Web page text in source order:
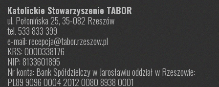
Katolickie Stowarzyszenie TABOR
ul. Połonińska 25, 35-082 Rzeszów
tel. 533 833 399
e-mail: recepcja@tabor.rzeszow.pl
KRS: 0000338176
NIP: 8133601895
Nr konta: Bank Spółdzielczy w Jarosławiu oddział w Rzeszowie:
PL89 9096 0004 2012 0080 8938 0001